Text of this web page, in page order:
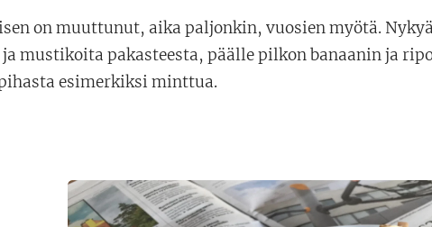
on muuttunut, aika paljonkin, vuosien myötä.
mustikoita pakasteesta, päälle pilkon banaanin ja
esimerkiksi minttua.